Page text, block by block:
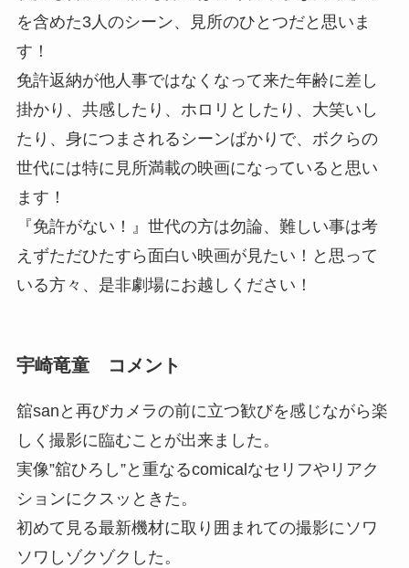
を含めた3人のシーン、見所のひとつだと思いま
す！
免許返納が他人事ではなくなって来た年齢に差し
掛かり、共感したり、ホロリとしたり、大笑いし
たり、身につまされるシーンばかりで、ボクらの
世代には特に見所満載の映画になっていると思い
ます！
『免許がない！』世代の方は勿論、難しい事は考
えずただひたすら面白い映画が見たい！と思って
いる方々、是非劇場にお越しください！
宇崎竜童 コメント
舘sanと再びカメラの前に立つ歓びを感じながら楽
しく撮影に臨むことが出来ました。
実像”舘ひろし”と重なるcomicalなセリフやリアク
ションにクスッときた。
初めて見る最新機材に取り囲まれての撮影にソワ
ソワしゾクゾクした。